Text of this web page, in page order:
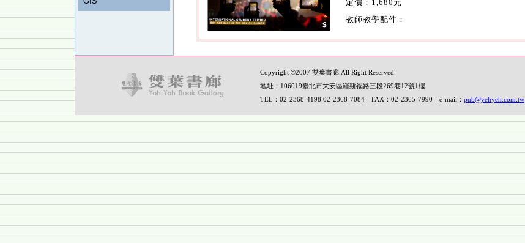
定價：1,680元
教師教學配件：
Copyright ©2007 雙葉書廊.All Right Reserved.
地址：106019臺北市大安區羅斯福路三段269巷12號1樓
TEL：02-2368-4198 02-2368-7084 FAX：02-2365-7990 e-mail： pub@yehyeh.com.tw